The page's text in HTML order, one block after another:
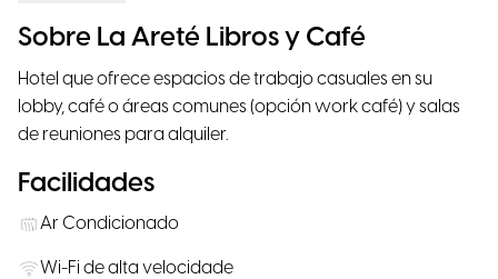
Sobre La Areté Libros y Café
Hotel que ofrece espacios de trabajo casuales en su
lobby, café o áreas comunes (opción work café) y salas
de reuniones para alquiler.
Facilidades
Ar Condicionado
Wi-Fi de alta velocidade